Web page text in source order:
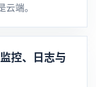
端。
控、日志与